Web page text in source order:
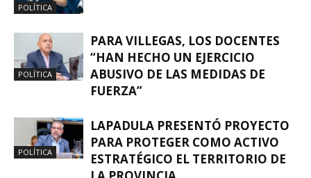
POLÍTICA
POLÍTICA
PARA VILLEGAS, LOS DOCENTES
“HAN HECHO UN EJERCICIO
ABUSIVO DE LAS MEDIDAS DE
FUERZA”
POLÍTICA
LAPADULA PRESENTÓ PROYECTO
PARA PROTEGER COMO ACTIVO
ESTRATÉGICO EL TERRITORIO DE